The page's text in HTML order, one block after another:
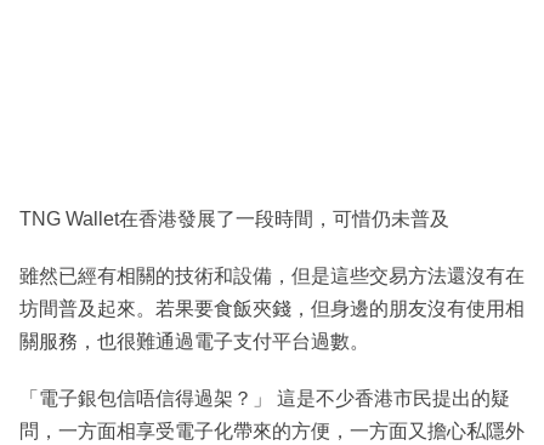
TNG Wallet在香港發展了一段時間，可惜仍未普及
雖然已經有相關的技術和設備，但是這些交易方法還沒有在
坊間普及起來。若果要食飯夾錢，但身邊的朋友沒有使用相
關服務，也很難通過電子支付平台過數。
「電子銀包信唔信得過架？」 這是不少香港市民提出的疑
問，一方面相享受電子化帶來的方便，一方面又擔心私隱外